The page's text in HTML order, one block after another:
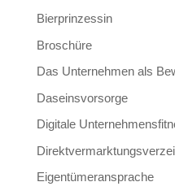
Bierprinzessin
Broschüre
Das Unternehmen als
Daseinsvorsorge
Digitale
Eigentümeransprache